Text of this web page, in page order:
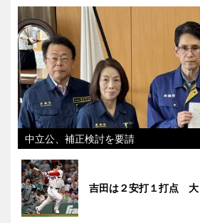
中立公、補正検討を要請
吉田は２安打１打点 大